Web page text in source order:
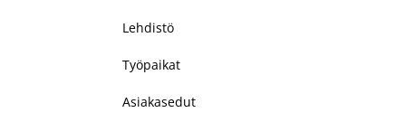
Lehdistö
Työpaikat
Asiakasedut